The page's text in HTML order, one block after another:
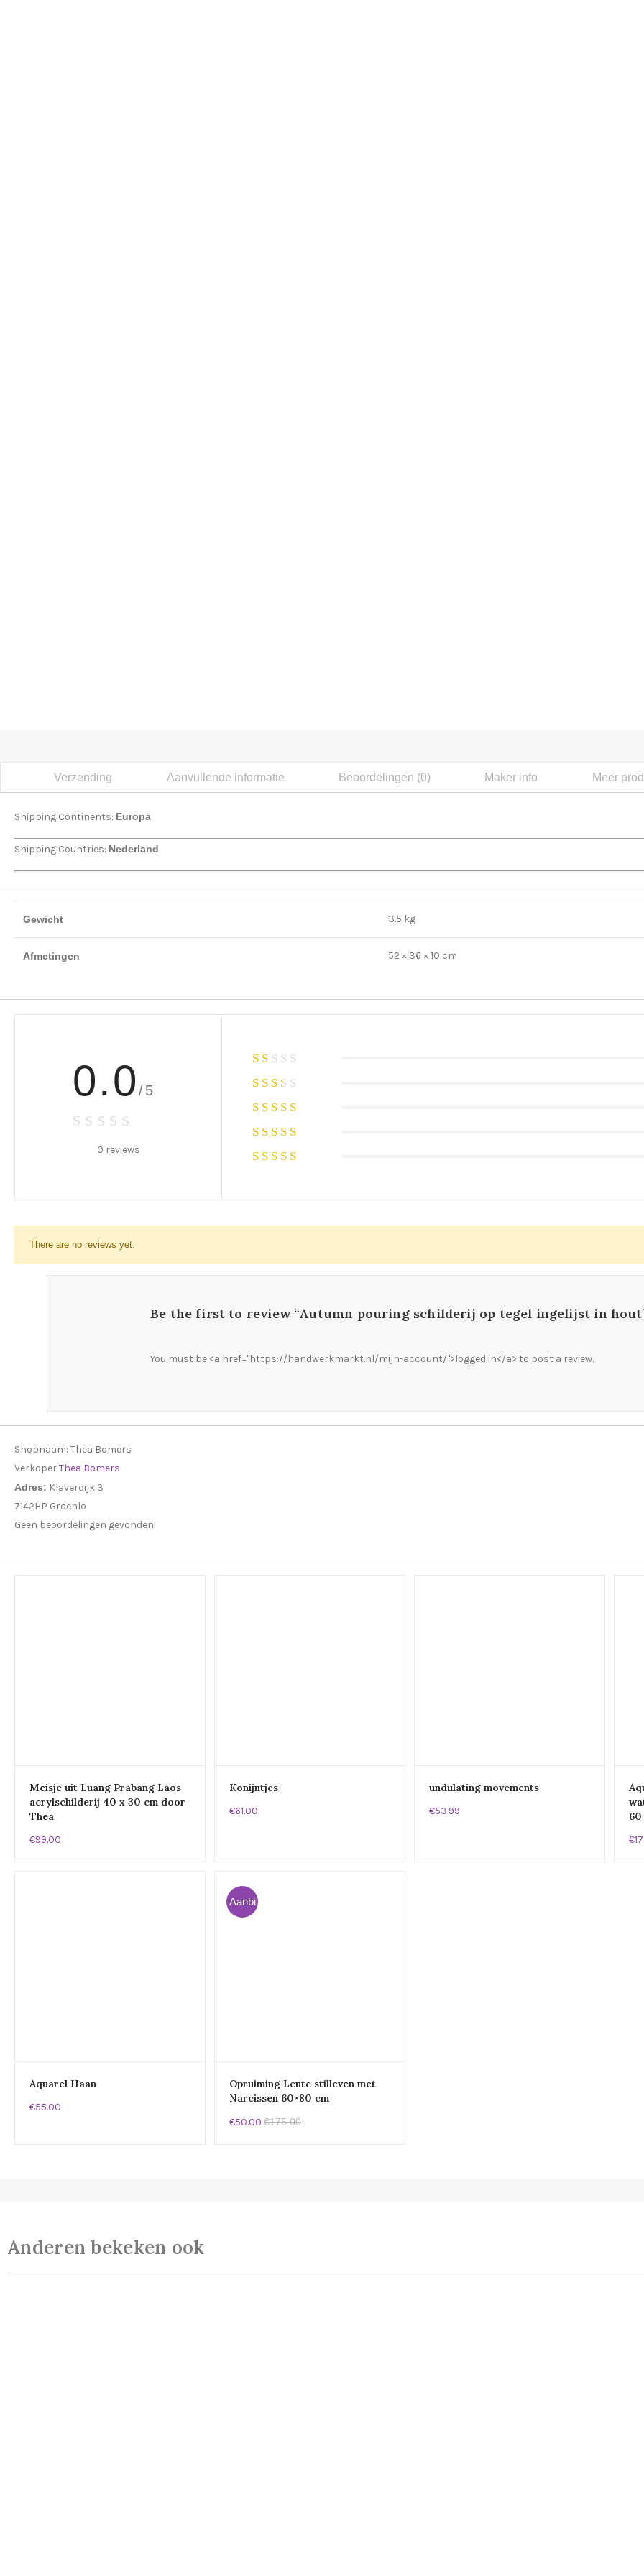
Verzending Aanvullende informatie Beoordelingen (0) Maker info Meer
Shipping Continents: Europa
Shipping Countries: Nederland
Gewicht 3.5 kg
Afmetingen 52 × 36 × 10 cm
0.0 /5
0 reviews
There are no reviews yet.
Be the first to review “Autumn pouring schilderij op tegel ingelijst in
You must be <a href="https://handwerkmarkt.nl/mijn-account/">logged in</a> to post a review.
Shopnaam: Thea Bomers
VerkoperThea Bomers
Adres: Klaverdijk 3
7142HP Groenlo
Geen beoordelingen gevonden!
Meisje uit Luang Prabang Laos
acrylschilderij 40 x 30 cm door
Thea
€99.00
Konijntjes
€61.00
undulating movements
€53.99
Aquarel Haan
€55.00
Aanbi
Opruiming Lente stilleven met
Narcissen 60×80 cm
€50.00 €175.00
Anderen bekeken ook